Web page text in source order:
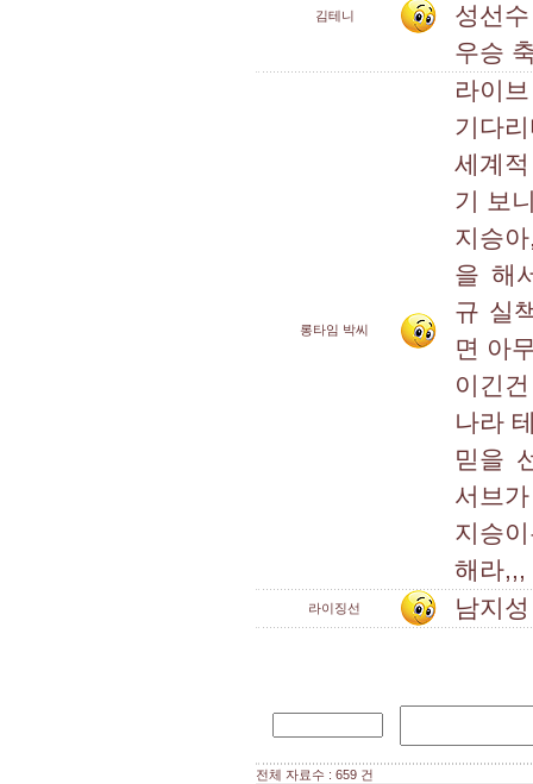
김테니
성선
우승
롱타임 박씨
라이
기다
세계
기 보
지승
을 해
규 실
면 아
이긴
나라
믿을
서브
지승
해라,,,
라이징선 남지
전체 자료수 : 659 건